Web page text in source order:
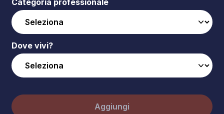
Categoria professionale
Dove vivi?
Aggiungi